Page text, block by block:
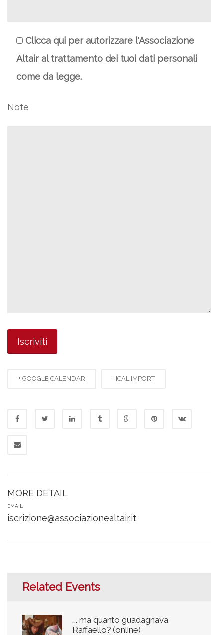
Clicca qui per autorizzare l'Associazione
Altair al trattamento dei tuoi dati personali
come da legge.
Note
+ GOOGLE CALENDAR + ICAL IMPORT
MORE DETAIL
EMAIL
iscrizione@associazionealtair.it
Related Events
…. ma quanto guadagnava
Raffaello? (online)